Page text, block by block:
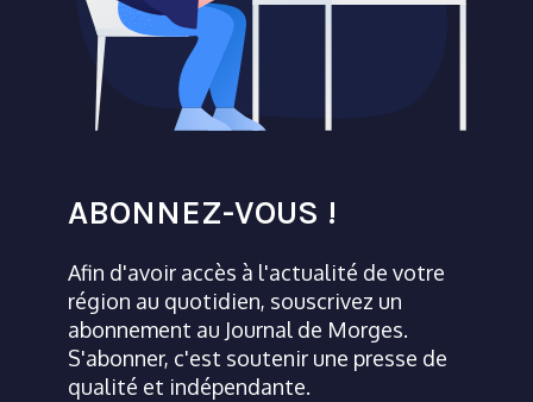
ABONNEZ-VOUS !
Afin d'avoir accès à l'actualité de votre
région au quotidien, souscrivez un
abonnement au Journal de Morges.
S'abonner, c'est soutenir une presse de
qualité et indépendante.